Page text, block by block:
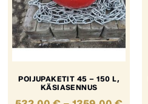
POIJUPAKETIT 45 – 150 L,
KÄSIASENNUS